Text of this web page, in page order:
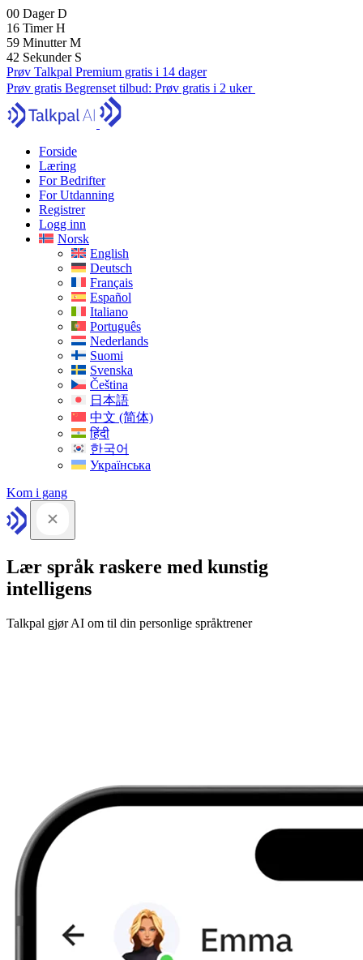
00 DagerD
16 TimerH
59 MinutterM
41 Sekunder S
Prøv Talkpal Premium gratis i 14 dager
Prøv gratis Begrenset tilbud: Prøv gratis i 2 uker
Forside
Læring
For Bedrifter
For Utdanning
Registrer
Logg inn
Norsk
English
Deutsch
Français
Español
Italiano
Português
Nederlands
Suomi
Svenska
Čeština
日本語
中文 (简体)
हिंदी
한국어
Українська
Kom i gang
Lær språk raskere med kunstig
intelligens
Talkpal gjør AI om til din personlige språktrener